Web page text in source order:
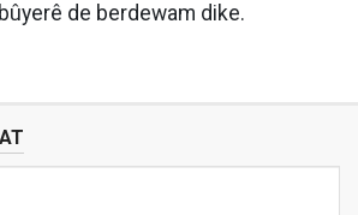
de berdewam dike.